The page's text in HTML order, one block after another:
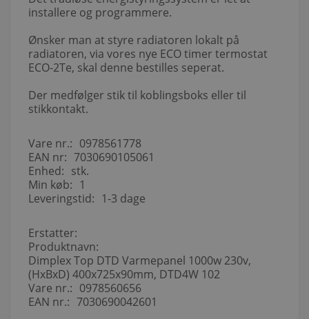
installere og programmere.
Ønsker man at styre radiatoren lokalt på
radiatoren, via vores nye ECO timer termostat
ECO-2Te, skal denne bestilles seperat.
Der medfølger stik til koblingsboks eller til
stikkontakt.
Vare nr.: 0978561778
EAN nr: 7030690105061
Enhed: stk.
Min køb: 1
Leveringstid: 1-3 dage
Erstatter:
Produktnavn:
Dimplex Top DTD Varmepanel 1000w 230v,
(HxBxD) 400x725x90mm, DTD4W 102
Vare nr.: 0978560656
EAN nr.: 7030690042601